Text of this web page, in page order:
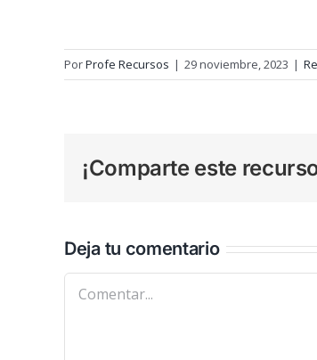
PorProfe Recursos | 29 noviembre, 2023 |
¡Comparte este
Deja tu comentario
Comentar